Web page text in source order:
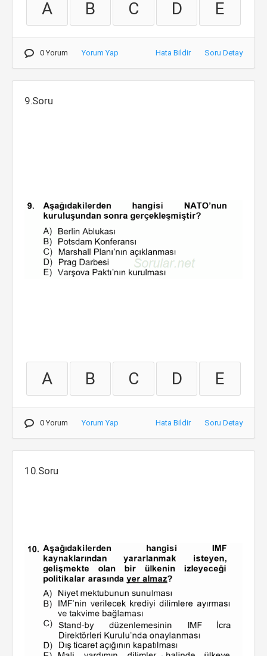
A B C D E
0 Yorum Yorum Yap Hata Bildir Soru Detay
9.Soru
A B C D E
0 Yorum Yorum Yap Hata Bildir Soru Detay
10.Soru